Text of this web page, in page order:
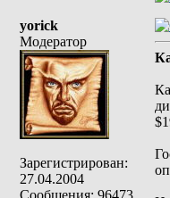
yorick
Модератор
Зарегистрирован:
27.04.2004
Сообщения: 96473